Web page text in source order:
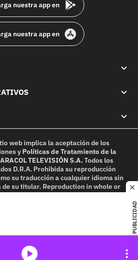
PUBLICIDAD
nuestra app en
nuestra app en
web implica la aceptación de los
y Políticas de Tratamiento de la
TELEVISIÓN S.A.Todos los
D.R.A. Prohibida su reproducción
su traducción a cualquier idioma sin
su titular. Reproduction in whole or
without written permission is